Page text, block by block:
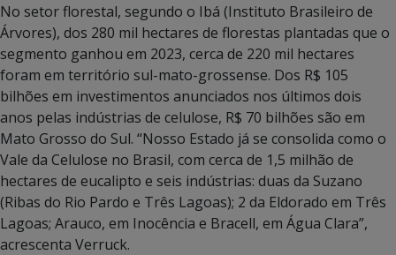
No setor florestal, segundo o Ibá (Instituto Brasileiro de
Árvores), dos 280 mil hectares de florestas plantadas que o
segmento ganhou em 2023, cerca de 220 mil hectares
foram em território sul-mato-grossense. Dos R$ 105
bilhões em investimentos anunciados nos últimos dois
anos pelas indústrias de celulose, R$ 70 bilhões são em
Mato Grosso do Sul. “Nosso Estado já se consolida como o
Vale da Celulose no Brasil, com cerca de 1,5 milhão de
hectares de eucalipto e seis indústrias: duas da Suzano
(Ribas do Rio Pardo e Três Lagoas); 2 da Eldorado em Três
Lagoas; Arauco, em Inocência e Bracell, em Água Clara”,
acrescenta Verruck.